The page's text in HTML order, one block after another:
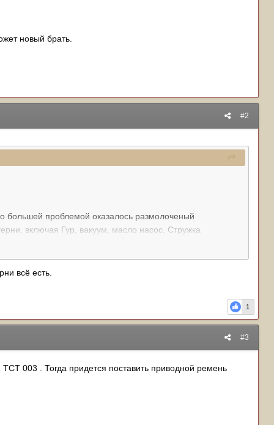
новый брать.
#2
большей проблемой оказалось размолоченый
включая Гур, вакуум, масло насос. Стружка
всё есть.
1
#3
003 . Тогда придется поставить приводной ремень